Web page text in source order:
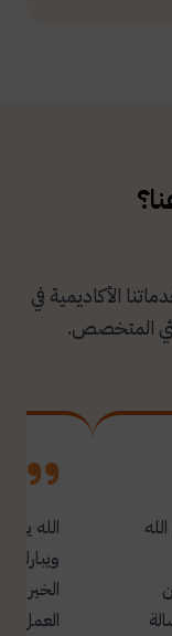
الأكاديمية في
المتخصص.
الله
العمل.